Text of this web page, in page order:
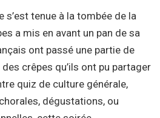
s’est tenue à la tombée de la
a mis en avant un pan de sa
ont passé une partie de
crêpes qu’ils ont pu partager
quiz de culture générale,
dégustations, ou